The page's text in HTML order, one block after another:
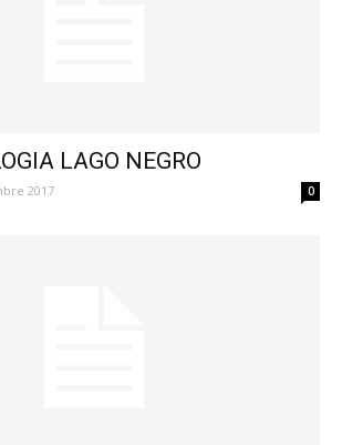
LAGO NEGRO
2017 0